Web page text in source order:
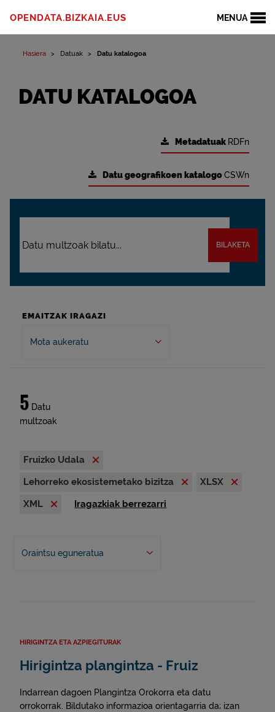
MENUA
OPENDATA.BIZKAIA.EUS
Hasiera Datuak Datu katalogoa
DATU KATALOGOA
Metadatuak RDFn
Datu geografikoen katalogoCSWn
BILAKETA
EMAITZAK IRAGAZI
Mota aukeratu
5 Datu
multzoak
Fruizko Udala
Lehorreko ekosistemetako bizitza
XLSX
XML
Iragazkiak berrezarri
Oraintsu eguneratua
HIRIGINTZA ETA AZPIEGITURAK
Hirigintza plangintza - Fruiz
Indarrean dagoen Plangintza Orokorra eta datu
orrokorrak. Bildutako informazioa orientagarria da; izan